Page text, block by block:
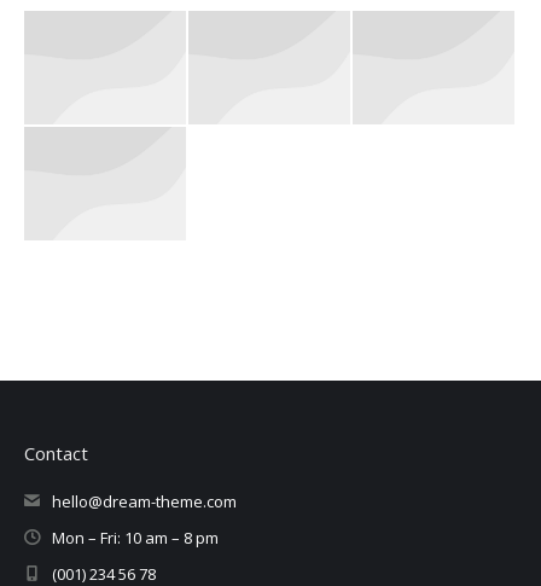
Contact
hello@dream-theme.com
Mon – Fri: 10 am – 8 pm
(001) 234 56 78